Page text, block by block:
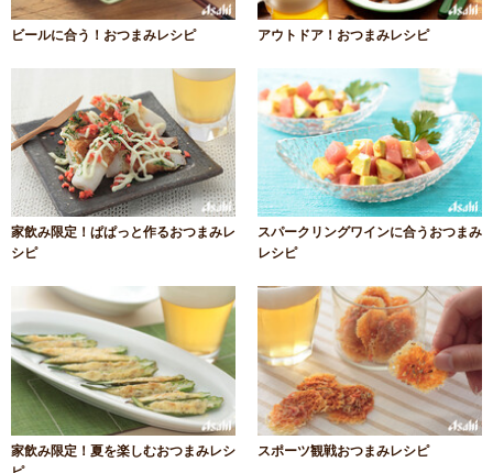
ビールに合う！おつまみレシピ アウトドア！おつまみレシピ
家飲み限定！ぱぱっと作るおつまみレ
シピ
スパークリングワインに合うおつまみ
レシピ
家飲み限定！夏を楽しむおつまみレシ
スポーツ観戦おつまみレシピ